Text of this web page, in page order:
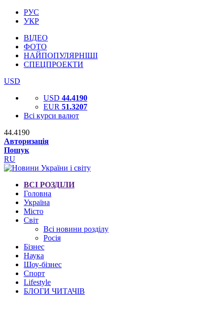
РУС
УКР
ВІДЕО
ФОТО
НАЙПОПУЛЯРНІШІ
СПЕЦПРОЕКТИ
USD
USD 44.4190
EUR 51.3207
Всі курси валют
44.4190
Авторизація
Пошук
RU
ВСІ РОЗДІЛИ
Головна
Україна
Місто
Світ
Всі новини розділу
Росія
Бізнес
Наука
Шоу-бізнес
Спорт
Lifestyle
БЛОГИ ЧИТАЧІВ